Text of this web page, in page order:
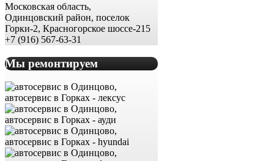
Московская область,
Одинцовский район, поселок
Горки-2, Красногорское шоссе-215
+7 (916) 567-63-31
Мы ремонтируем